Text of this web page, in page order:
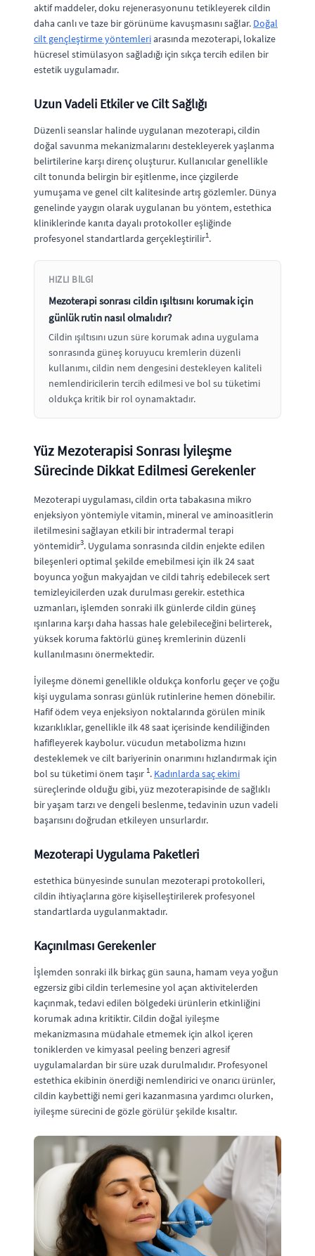
aktif maddeler, doku rejenerasyonunu tetikleyerek cildin
daha canlı ve taze bir görünüme kavuşmasını sağlar. Doğal
cilt gençleştirme yöntemleriarasında mezoterapi, lokalize
hücresel stimülasyon sağladığı için sıkça tercih edilen bir
estetik uygulamadır.
Uzun Vadeli Etkiler ve Cilt Sağlığı
Düzenli seanslar halinde uygulanan mezoterapi, cildin
doğal savunma mekanizmalarını destekleyerek yaşlanma
belirtilerine karşı direnç oluşturur. Kullanıcılar genellikle
cilt tonunda belirgin bir eşitlenme, ince çizgilerde
yumuşama ve genel cilt kalitesinde artış gözlemler. Dünya
genelinde yaygın olarak uygulanan bu yöntem, estethica
kliniklerinde kanıta dayalı protokoller eşliğinde
profesyonel standartlarda gerçekleştirilir1.
HIZLI BILGI
Mezoterapi sonrası cildin ışıltısını korumak için
günlük rutin nasıl olmalıdır?
Cildin ışıltısını uzun süre korumak adına uygulama
sonrasında güneş koruyucu kremlerin düzenli
kullanımı, cildin nem dengesini destekleyen kaliteli
nemlendiricilerin tercih edilmesi ve bol su tüketimi
oldukça kritik bir rol oynamaktadır.
Yüz Mezoterapisi Sonrası İyileşme
Sürecinde Dikkat Edilmesi Gerekenler
Mezoterapi uygulaması, cildin orta tabakasına mikro
enjeksiyon yöntemiyle vitamin, mineral ve aminoasitlerin
iletilmesini sağlayan etkili bir intradermal terapi
yöntemidir3. Uygulama sonrasında cildin enjekte edilen
bileşenleri optimal şekilde emebilmesi için ilk 24 saat
boyunca yoğun makyajdan ve cildi tahriş edebilecek sert
temizleyicilerden uzak durulması gerekir. estethica
uzmanları, işlemden sonraki ilk günlerde cildin güneş
ışınlarına karşı daha hassas hale gelebileceğini belirterek,
yüksek koruma faktörlü güneş kremlerinin düzenli
kullanılmasını önermektedir.
İyileşme dönemi genellikle oldukça konforlu geçer ve çoğu
kişi uygulama sonrası günlük rutinlerine hemen dönebilir.
Hafif ödem veya enjeksiyon noktalarında görülen minik
kızarıklıklar, genellikle ilk 48 saat içerisinde kendiliğinden
hafifleyerek kaybolur. vücudun metabolizma hızını
desteklemek ve cilt bariyerinin onarımını hızlandırmak için
bol su tüketimi önem taşır 1. Kadınlarda saç ekimi
süreçlerinde olduğu gibi, yüz mezoterapisinde de sağlıklı
bir yaşam tarzı ve dengeli beslenme, tedavinin uzun vadeli
başarısını doğrudan etkileyen unsurlardır.
Mezoterapi Uygulama Paketleri
estethica bünyesinde sunulan mezoterapi protokolleri,
cildin ihtiyaçlarına göre kişiselleştirilerek profesyonel
standartlarda uygulanmaktadır.
Kaçınılması Gerekenler
İşlemden sonraki ilk birkaç gün sauna, hamam veya yoğun
egzersiz gibi cildin terlemesine yol açan aktivitelerden
kaçınmak, tedavi edilen bölgedeki ürünlerin etkinliğini
korumak adına kritiktir. Cildin doğal iyileşme
mekanizmasına müdahale etmemek için alkol içeren
toniklerden ve kimyasal peeling benzeri agresif
uygulamalardan bir süre uzak durulmalıdır. Profesyonel
estethica ekibinin önerdiği nemlendirici ve onarıcı ürünler,
cildin kaybettiği nemi geri kazanmasına yardımcı olurken,
iyileşme sürecini de gözle görülür şekilde kısaltır.